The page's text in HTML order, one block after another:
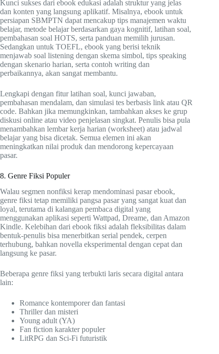
Kunci sukses dari ebook edukasi adalah struktur yang jelas
dan konten yang langsung aplikatif. Misalnya, ebook untuk
persiapan SBMPTN dapat mencakup tips manajemen waktu
belajar, metode belajar berdasarkan gaya kognitif, latihan soal,
pembahasan soal HOTS, serta panduan memilih jurusan.
Sedangkan untuk TOEFL, ebook yang berisi teknik
menjawab soal listening dengan skema simbol, tips speaking
dengan skenario harian, serta contoh writing dan
perbaikannya, akan sangat membantu.
Lengkapi dengan fitur latihan soal, kunci jawaban,
pembahasan mendalam, dan simulasi tes berbasis link atau QR
code. Bahkan jika memungkinkan, tambahkan akses ke grup
diskusi online atau video penjelasan singkat. Penulis bisa pula
menambahkan lembar kerja harian (worksheet) atau jadwal
belajar yang bisa dicetak. Semua elemen ini akan
meningkatkan nilai produk dan mendorong kepercayaan
pasar.
8. Genre Fiksi Populer
Walau segmen nonfiksi kerap mendominasi pasar ebook,
genre fiksi tetap memiliki pangsa pasar yang sangat kuat dan
loyal, terutama di kalangan pembaca digital yang
menggunakan aplikasi seperti Wattpad, Dreame, dan Amazon
Kindle. Kelebihan dari ebook fiksi adalah fleksibilitas dalam
bentuk-penulis bisa menerbitkan serial pendek, cerpen
terhubung, bahkan novella eksperimental dengan cepat dan
langsung ke pasar.
Beberapa genre fiksi yang terbukti laris secara digital antara
lain:
Romance kontemporer dan fantasi
Thriller dan misteri
Young adult (YA)
Fan fiction karakter populer
LitRPG dan Sci-Fi futuristik